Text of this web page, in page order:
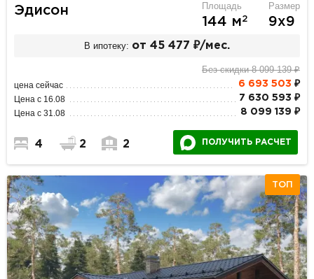
Эдисон Площадь
144 м2
Размер
9х9
В ипотеку: от 45 477 ₽/мес.
Без скидки 8 099 139 ₽
цена сейчас 6 693 503 ₽
Цена с 16.08 7 630 593 ₽
Цена с 31.08 8 099 139 ₽
4 2 2 ПОЛУЧИТЬ РАСЧЕТ
ТОП